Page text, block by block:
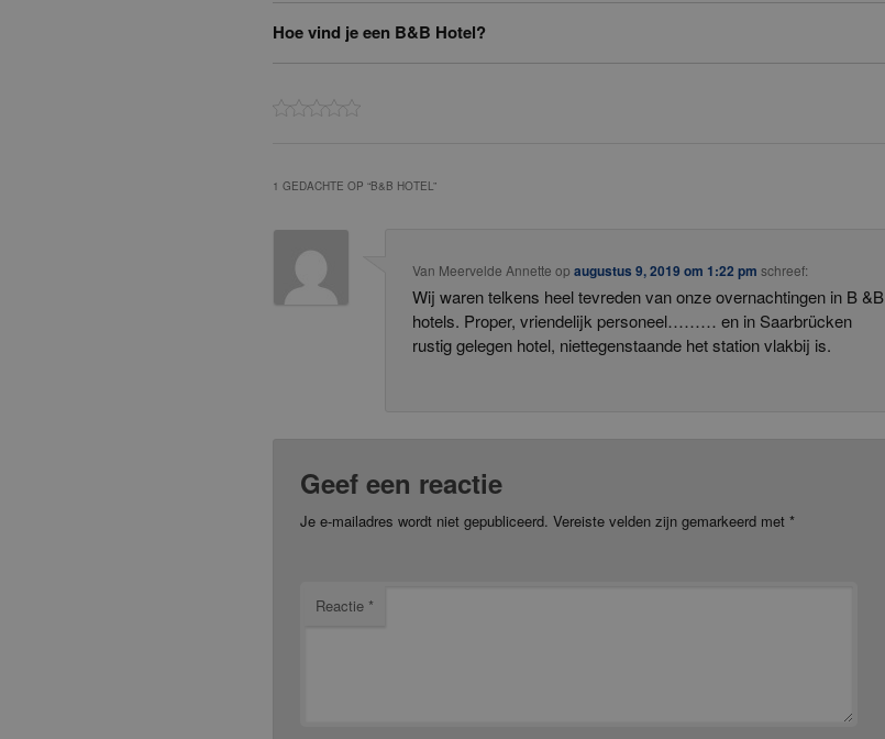
Hoe vind je een B&B Hotel?
1 GEDACHTE OP “B&B HOTEL ”
Van Meervelde Annette opaugustus 9, 2019 om 1:22 pm schreef:
Wij waren telkens heel tevreden van onze overnachtingen in B &B
hotels. Proper, vriendelijk personeel……… en in Saarbrücken
rustig gelegen hotel, niettegenstaande het station vlakbij is.
Geef een reactie
Je e-mailadres wordt niet gepubliceerd. Vereiste velden zijn gemarkeerd met*
Reactie*